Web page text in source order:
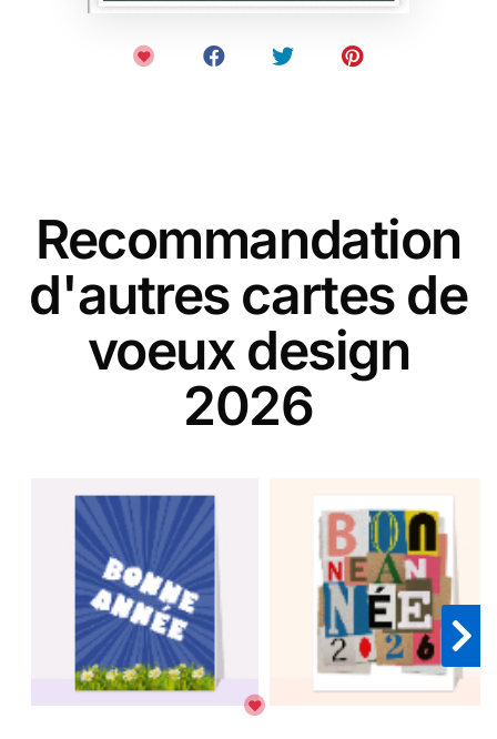
Recommandation
d'autres cartes de
voeux design
2026